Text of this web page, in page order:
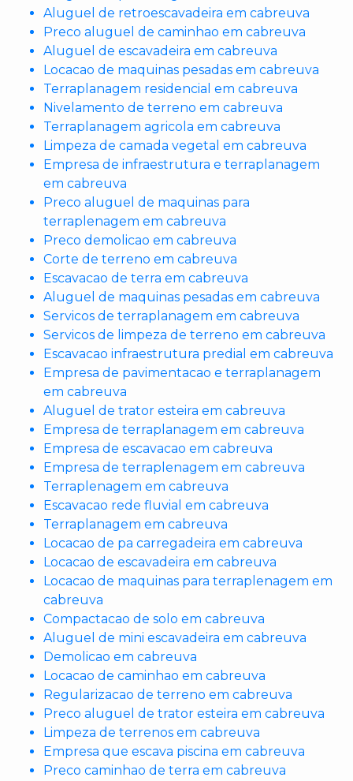
Aluguel de retroescavadeira em cabreuva
Preco aluguel de caminhao em cabreuva
Aluguel de escavadeira em cabreuva
Locacao de maquinas pesadas em cabreuva
Terraplanagem residencial em cabreuva
Nivelamento de terreno em cabreuva
Terraplanagem agricola em cabreuva
Limpeza de camada vegetal em cabreuva
Empresa de infraestrutura e terraplanagem
em cabreuva
Preco aluguel de maquinas para
terraplenagem em cabreuva
Preco demolicao em cabreuva
Corte de terreno em cabreuva
Escavacao de terra em cabreuva
Aluguel de maquinas pesadas em cabreuva
Servicos de terraplanagem em cabreuva
Servicos de limpeza de terreno em cabreuva
Escavacao infraestrutura predial em cabreuva
Empresa de pavimentacao e terraplanagem
em cabreuva
Aluguel de trator esteira em cabreuva
Empresa de terraplanagem em cabreuva
Empresa de escavacao em cabreuva
Empresa de terraplenagem em cabreuva
Terraplenagem em cabreuva
Escavacao rede fluvial em cabreuva
Terraplanagem em cabreuva
Locacao de pa carregadeira em cabreuva
Locacao de escavadeira em cabreuva
Locacao de maquinas para terraplenagem em
cabreuva
Compactacao de solo em cabreuva
Aluguel de mini escavadeira em cabreuva
Demolicao em cabreuva
Locacao de caminhao em cabreuva
Regularizacao de terreno em cabreuva
Preco aluguel de trator esteira em cabreuva
Limpeza de terrenos em cabreuva
Empresa que escava piscina em cabreuva
Preco caminhao de terra em cabreuva